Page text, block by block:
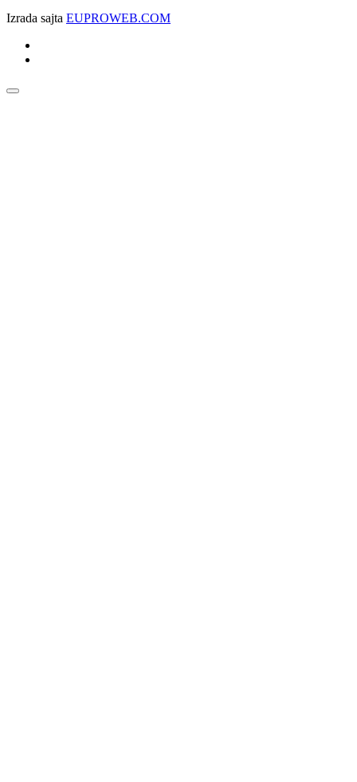
Izrada sajta EUPROWEB.COM